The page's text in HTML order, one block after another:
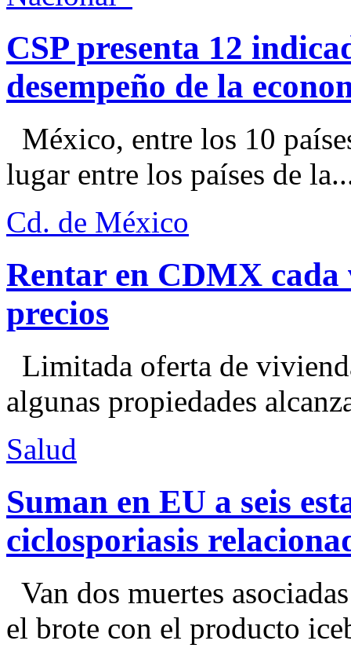
CSP presenta 12
desempeño de la
México, entre los 10
lugar entre los países de
Cd. de México
Rentar en CDMX cada
precios
Limitada oferta de
algunas propiedades
Salud
Suman en EU a seis
ciclosporiasis
Van dos muertes
el brote con el producto